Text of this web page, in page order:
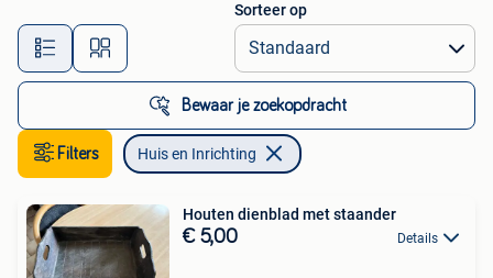
Alle afstanden…
Sorteer op
Bewaar je zoekopdracht
Filters Huis en Inrichting
Houten dienblad met staander
€ 5,00 Details